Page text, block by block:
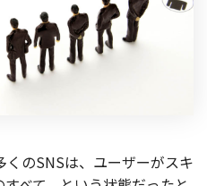
のSNSは、ユーザーがスキ